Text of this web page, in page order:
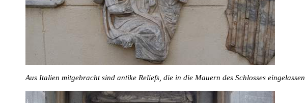
Aus Italien mitgebracht sind antike Reliefs, die in die Mauern des Schlosses